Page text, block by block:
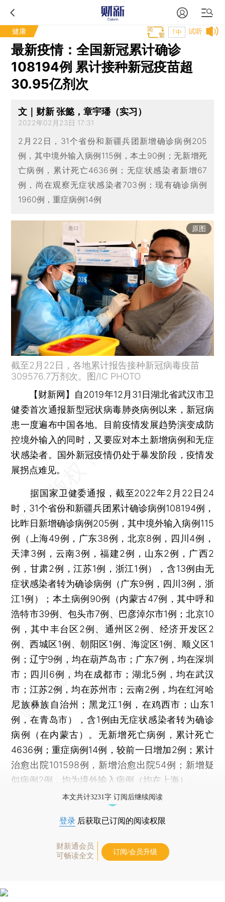
健康 试听
T中
最新疫情：全国新冠累计确诊
108194例 累计接种新冠疫苗超
30.95亿剂次
文｜财新 张懿，章宇璠（实习）
2022年02月23日 17:31
2月22日，31个省份和新疆兵团新增确诊病例205
例，其中境外输入病例115例，本土90例；无新增死
亡病例，累计死亡4636例；无症状感染者新增67
例，尚在观察无症状感染者703例；现有确诊病例
1960例，重症病例14例
原图
截至2月22日，各地累计报告接种新冠病毒疫苗
309576.7万剂次。图/IC PHOTO
【财新网】 自2019年12月31日湖北省武汉市卫
健委首次通报新型冠状病毒肺炎病例以来，新冠病
患一度遍布中国各地。目前疫情发展趋势演变成防
控境外输入的同时，又要应对本土新增病例和无症
状感染者。国外新冠疫情仍处于暴发阶段，疫情发
展拐点难见。
据国家卫健委通报，截至2022年2月22日24
时，31个省份和新疆兵团累计确诊病例108194例，
比昨日新增确诊病例205例，其中境外输入病例115
例（上海49例，广东38例，北京8例，四川4例，
天津3例，云南3例，福建2例，山东2例，广西2
例，甘肃2例，江苏1例，浙江1例），含13例由无
症状感染者转为确诊病例（广东9例，四川3例，浙
江1例）；本土病例90例（内蒙古47例，其中呼和
浩特市39例、包头市7例、巴彦淖尔市1例；北京10
例，其中丰台区2例、通州区2例、经济开发区2
例、西城区1例、朝阳区1例、海淀区1例、顺义区1
例；辽宁9例，均在葫芦岛市；广东7例，均在深圳
市；四川6例，均在成都市；湖北5例，均在武汉
市；江苏2例，均在苏州市；云南2例，均在红河哈
尼族彝族自治州；黑龙江1例，在鸡西市；山东1
例，在青岛市），含1例由无症状感染者转为确诊
病例（在内蒙古）。无新增死亡病例，累计死亡
4636例；重症病例14例，较前一日增加2例；累计
治愈出院101598例，新增治愈出院54例；新增疑
似病例2例，均为境外输入病例（均在上海）。
本文共计3231字 订阅后继续阅读
登录 后获取已订阅的阅读权限
财新通会员
可畅读全文
订阅/会员升级